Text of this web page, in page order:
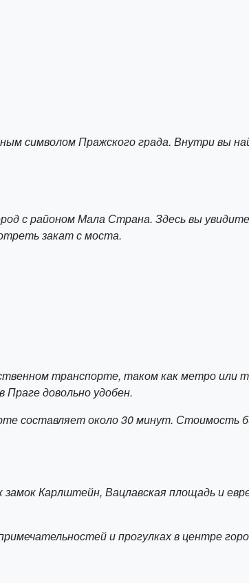
символом Пражского града. Внутри вы
с районом Мала Страна. Здесь вы
закат с моста.
транспорте, таком как метро или
довольно удобен.
составляет около 30 минут. Стоимость
Карлштейн, Вацлавская площадь и
и прогулках в центре